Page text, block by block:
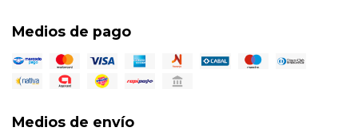
Medios de pago
Medios de envío